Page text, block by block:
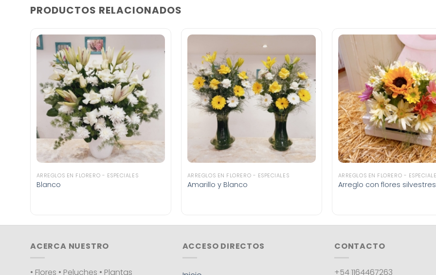
PRODUCTOS RELACIONADOS
ARREGLOS EN FLORERO - ESPECIALES
Blanco
ARREGLOS EN FLORERO - ESPECIALES
Amarillo y Blanco
ARREGLOS EN FLORERO -
Arreglo con flores silvestres
ACERCA NUESTRO
• Flores • Peluches • Plantas
ACCESO DIRECTOS CONTACTO
+54 1164467263